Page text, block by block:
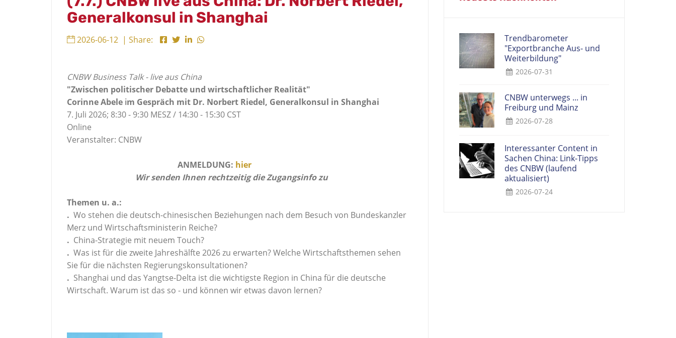
Generalkonsul in Shanghai
2026-06-12 | Share:
CNBW Business Talk - live aus China
"Zwischen politischer Debatte und wirtschaftlicher Realität"
Corinne Abele im Gespräch mit Dr. Norbert Riedel, Generalkonsul in Shanghai
7. Juli 2026; 8:30 - 9:30 MESZ / 14:30 - 15:30 CST
Online
Veranstalter: CNBW
ANMELDUNG: hier
Wir senden Ihnen rechtzeitig die Zugangsinfo zu
Themen u. a.:
. Wo stehen die deutsch-chinesischen Beziehungen nach dem Besuch von Bundeskanzler
Merz und Wirtschaftsministerin Reiche?
. China-Strategie mit neuem Touch?
. Was ist für die zweite Jahreshälfte 2026 zu erwarten? Welche Wirtschaftsthemen sehen
Sie für die nächsten Regierungskonsultationen?
. Shanghai und das Yangtse-Delta ist die wichtigste Region in China für die deutsche
Wirtschaft. Warum ist das so - und können wir etwas davon lernen?
Trendbarometer
"Exportbranche Aus- und
Weiterbildung"
2026-07-31
CNBW unterwegs ... in
Freiburg und Mainz
2026-07-28
Interessanter Content in
Sachen China: Link-Tipps
des CNBW (laufend
aktualisiert)
2026-07-24